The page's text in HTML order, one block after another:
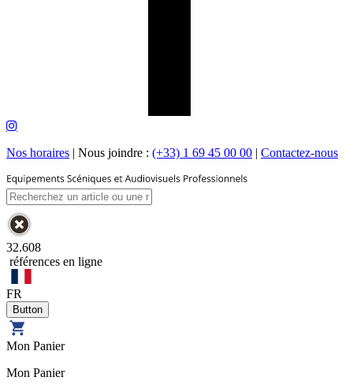
Nos horaires | Nous joindre : (+33) 1 69 45 00 00 | Contactez-nous
32.608
références en ligne
FR
Mon Panier
Mon Panier